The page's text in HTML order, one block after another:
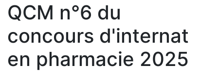
QCM n°6 du
concours d'internat
en pharmacie 2025